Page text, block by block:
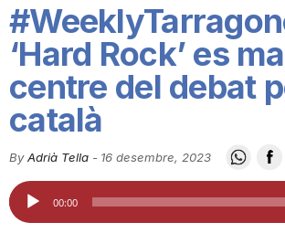
o
C
i
‘Hard Rock’ es
centre del debat
català
By Adrià Tella - 16 desembre, 2023
Reproductor
d'àudio
00:00